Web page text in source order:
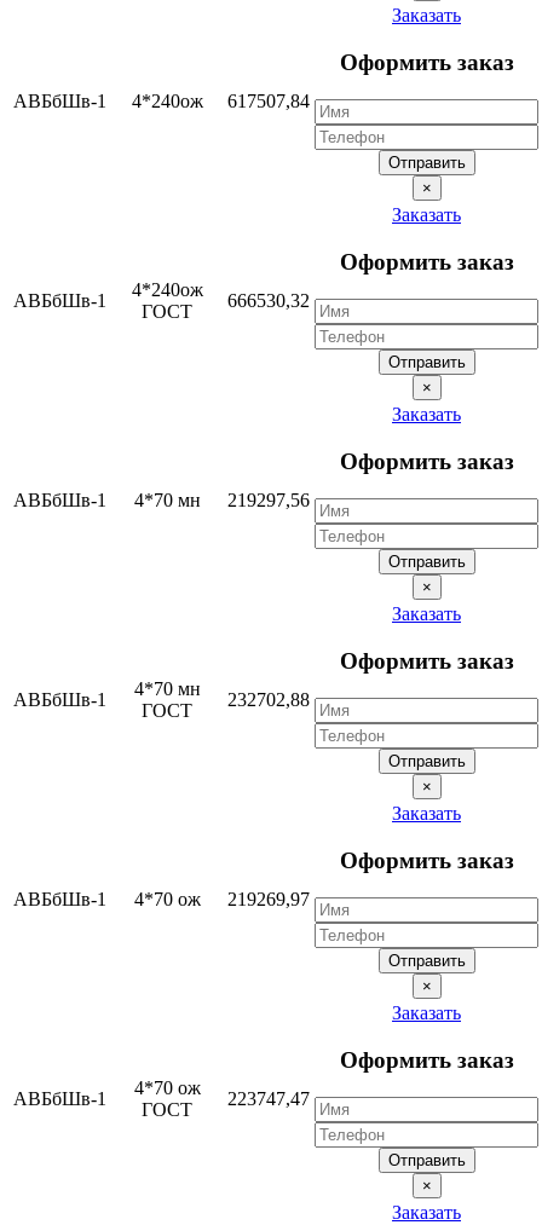
АВБбШв-1 4*240ож 617507,84
Заказать
Оформить заказ
Отправить
×
АВБбШв-1
4*240ож
ГОСТ
666530,32
Заказать
Оформить заказ
Отправить
×
АВБбШв-1 4*70 мн 219297,56
Заказать
Оформить заказ
Отправить
×
АВБбШв-1
4*70 мн
ГОСТ
232702,88
Заказать
Оформить заказ
Отправить
×
АВБбШв-1 4*70 ож 219269,97
Заказать
Оформить заказ
Отправить
×
АВБбШв-1
4*70 ож
ГОСТ
223747,47
Заказать
Оформить заказ
Отправить
×
Заказать